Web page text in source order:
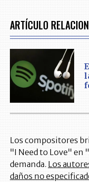
ARTÍCULO
Los compositores
"I Need to Love" en
demanda. Los
daños no